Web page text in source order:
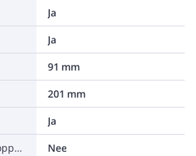
Ja
Ja
91 mm
201 mm
Ja
Extra apparaat aankoppelbaar
Nee